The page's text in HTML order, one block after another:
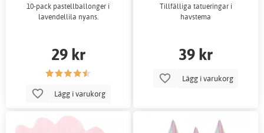
10-pack pastellballonger i
lavendellila nyans.
29 kr
Lägg i varukorg
Tillfälliga tatueringar i
havstema
39 kr
Lägg i varukorg